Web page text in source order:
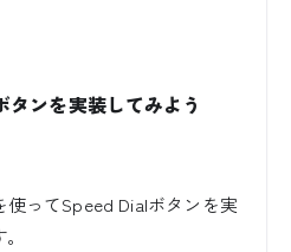
ンを実装してみよう
ってSpeed Dialボタンを実